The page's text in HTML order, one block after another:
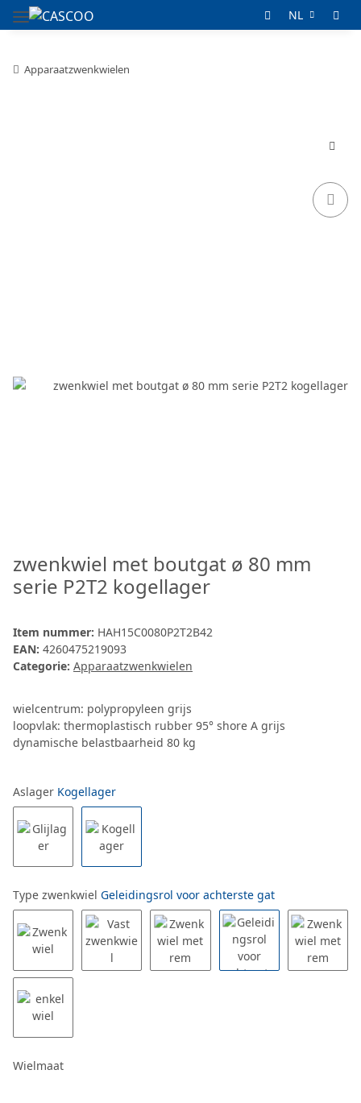
NL
Apparaatzwenkwielen
zwenkwiel met boutgat ø 80 mm
serie P2T2 kogellager
Item nummer: HAH15C0080P2T2B42
EAN: 4260475219093
Categorie: Apparaatzwenkwielen
wielcentrum: polypropyleen grijs
loopvlak: thermoplastisch rubber 95° shore A grijs
dynamische belastbaarheid 80 kg
Aslager Kogellager
Type zwenkwiel Geleidingsrol voor achterste gat
Wielmaat